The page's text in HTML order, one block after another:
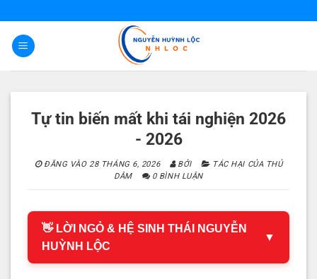
nội
dung
Tự tin biến mất khi tái nghiện 2026
- 2026
ĐĂNG VÀO 28 THÁNG 6, 2026 BỞI
TÁC HẠI CỦA THỦ
DÂM
0 BÌNH LUẬN
👋 LỜI NGỎ & HỆ SINH THÁI NGUYỄN
HUỲNH LỘC
▼